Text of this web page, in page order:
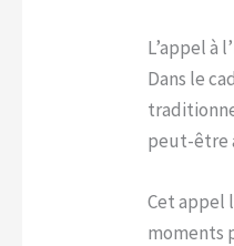
L’appel à
Dans le
peut-être
Cet appel
moments